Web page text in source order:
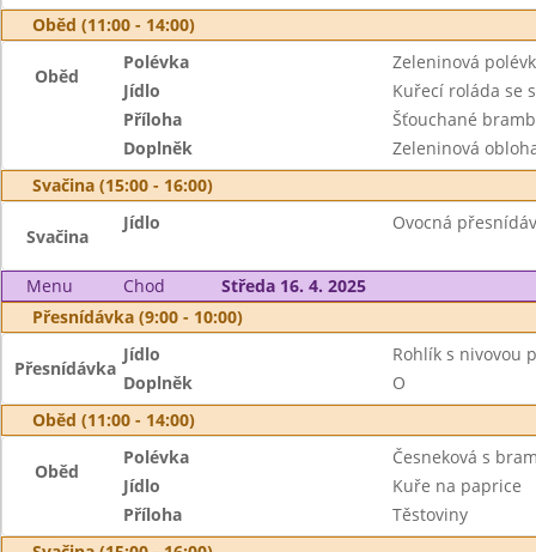
Oběd (11:00 - 14:00)
Oběd
Polévka
Zeleninová
Jídlo
Kuřecí roláda se
Příloha
Šťouchané
Doplněk
Zeleninová
Svačina (15:00 - 16:00)
Svačina
Jídlo Ovocná
Menu Chod
Středa 16. 4. 2025
Přesnídávka (9:00 - 10:00)
Přesnídávka
Jídlo
Rohlík s nivovou
Doplněk
O
Oběd (11:00 - 14:00)
Oběd
Polévka
Česneková s
Jídlo
Kuře na paprice
Příloha
Těstoviny